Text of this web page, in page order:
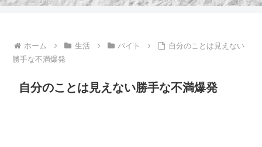
ホーム 生活 バイト
自分のことは見えない
勝手な不満爆発
自分のことは見えない勝手な不満爆発